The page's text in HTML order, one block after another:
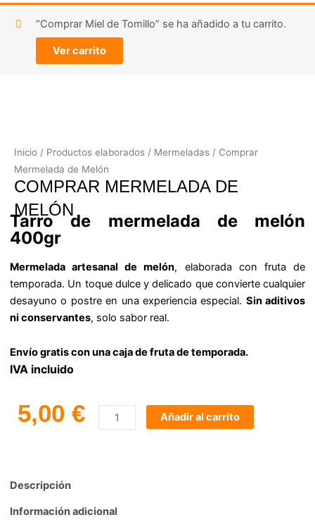
“Comprar Miel de Tomillo” se ha añadido a tu carrito.
Ver carrito
Inicio / Productos elaborados / Mermeladas / Comprar
Mermelada de Melón
COMPRAR MERMELADA DE
MELÓN
Tarro de mermelada de melón
400gr
Mermelada artesanal de melón, elaborada con fruta de
temporada. Un toque dulce y delicado que convierte cualquier
desayuno o postre en una experiencia especial. Sin aditivos
ni conservantes, solo sabor real.
Envío gratis con una caja de fruta de temporada.
IVA incluido
5,00 €
cantidad
Añadir al carrito
Descripción
Información adicional